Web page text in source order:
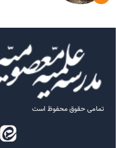
تمامی حقوق محفوظ است